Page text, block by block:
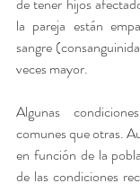
de tener hijos
la pareja están
sangre
veces mayor.
Algunas
comunes que otras.
en función de la
de las condiciones